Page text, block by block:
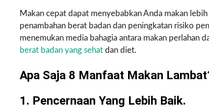
Makan cepat dapat menyebabkan Anda makan
penambahan berat badan dan peningkatan risiko
menemukan media bahagia antara makan perlahan
berat badan yang sehat dan diet.
Apa Saja 8 Manfaat Makan
1. Pencernaan Yang Lebih Baik.